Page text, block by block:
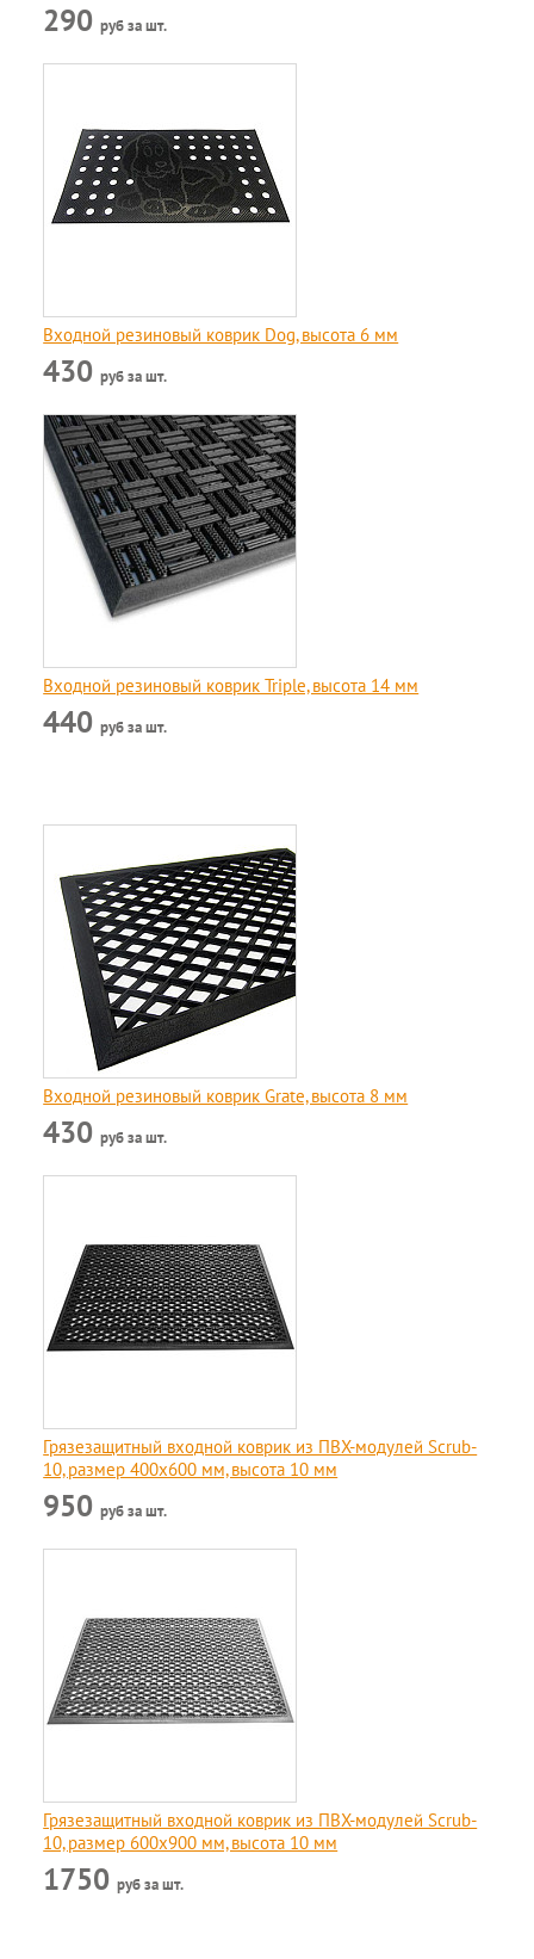
290руб за шт.
Входной резиновый коврик Dog, высота 6 мм
430руб за шт.
Входной резиновый коврик Triple, высота 14 мм
440руб за шт.
Входной резиновый коврик Grate, высота 8 мм
430руб за шт.
Грязезащитный входной коврик из ПВХ-модулей Scrub-
10, размер 400х600 мм, высота 10 мм
950руб за шт.
Грязезащитный входной коврик из ПВХ-модулей Scrub-
10, размер 600х900 мм, высота 10 мм
1750руб за шт.